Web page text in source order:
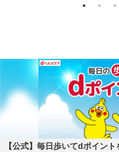
1 2 3
【公式】毎日歩いてdポイント